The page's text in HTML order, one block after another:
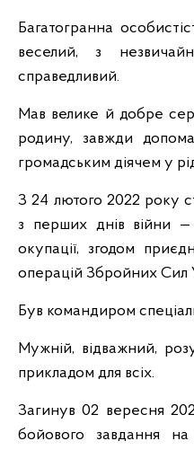
Багатогранна
веселий, з
справедливий.
Мав велике й добре
родину, завжди
громадським діячем у
З 24 лютого 2022 року
з перших днів війни
окупації, згодом
операцій Збройних Сил
Був командиром
Мужній, відважний,
прикладом для всіх.
Загинув 02 вересня
бойового завдання